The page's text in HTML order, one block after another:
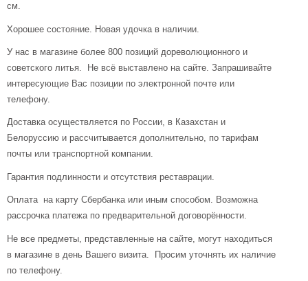
см.
Хорошее состояние. Новая удочка в наличии.
У нас в магазине более 800 позиций дореволюционного и
советского литья. Не всё выставлено на сайте. Запрашивайте
интересующие Вас позиции по электронной почте или
телефону.
Доставка осуществляется по России, в Казахстан и
Белоруссию и рассчитывается дополнительно, по тарифам
почты или транспортной компании.
Гарантия подлинности и отсутствия реставрации.
Оплата на карту Сбербанка или иным способом. Возможна
рассрочка платежа по предварительной договорённости.
Не все предметы, представленные на сайте, могут находиться
в магазине в день Вашего визита. Просим уточнять их наличие
по телефону.